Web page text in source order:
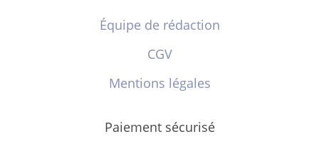
Équipe de rédaction
CGV
Mentions légales
Paiement sécurisé